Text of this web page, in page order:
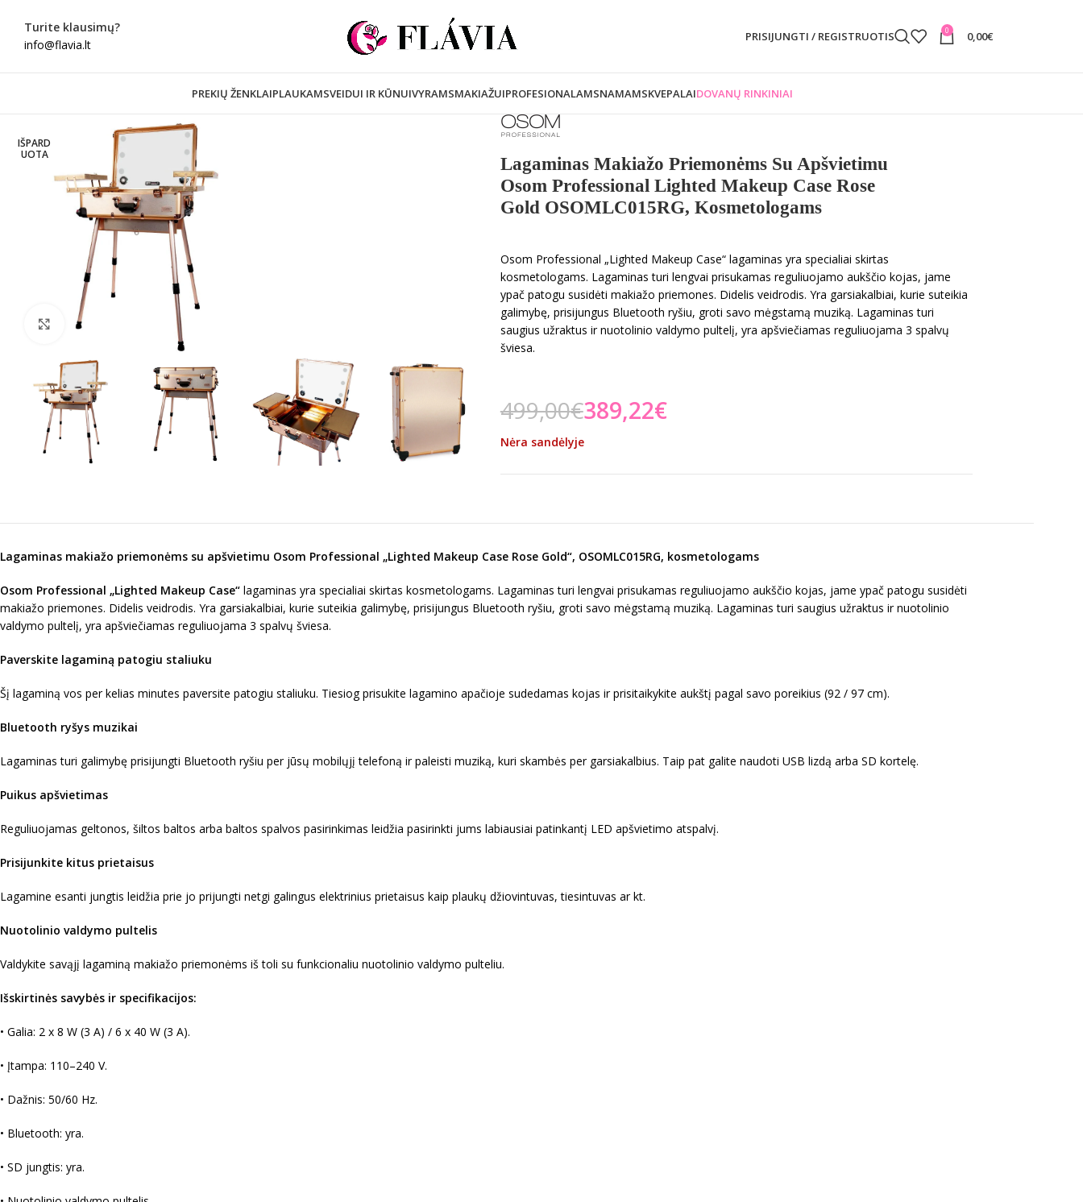
Turite klausimų?
info@flavia.lt
PRISIJUNGTI / REGISTRUOTIS 0 0,00€
PREKIŲ ŽENKLAIPLAUKAMSVEIDUI IR KŪNUIVYRAMSMAKIAŽUIPROFESIONALAMSNAMAMSKVEPALAIDOVANŲ RINKINIAI
IŠPARD
UOTA
Spustelėkite norėdami padidinti
Lagaminas Makiažo Priemonėms Su Apšvietimu
Osom Professional Lighted Makeup Case Rose
Gold OSOMLC015RG, Kosmetologams
Osom Professional „Lighted Makeup Case“ lagaminas yra specialiai skirtas
kosmetologams. Lagaminas turi lengvai prisukamas reguliuojamo aukščio kojas, jame
ypač patogu susidėti makiažo priemones. Didelis veidrodis. Yra garsiakalbiai, kurie suteikia
galimybę, prisijungus Bluetooth ryšiu, groti savo mėgstamą muziką. Lagaminas turi
saugius užraktus ir nuotolinio valdymo pultelį, yra apšviečiamas reguliuojama 3 spalvų
šviesa.
499,00€389,22€
Nėra sandėlyje
Lagaminas makiažo priemonėms su apšvietimu Osom Professional „Lighted Makeup Case Rose Gold“, OSOMLC015RG, kosmetologams
Osom Professional „Lighted Makeup Case“ lagaminas yra specialiai skirtas kosmetologams. Lagaminas turi lengvai prisukamas reguliuojamo aukščio kojas, jame ypač patogu susidėti
makiažo priemones. Didelis veidrodis. Yra garsiakalbiai, kurie suteikia galimybę, prisijungus Bluetooth ryšiu, groti savo mėgstamą muziką. Lagaminas turi saugius užraktus ir nuotolinio
valdymo pultelį, yra apšviečiamas reguliuojama 3 spalvų šviesa.
Paverskite lagaminą patogiu staliuku
Šį lagaminą vos per kelias minutes paversite patogiu staliuku. Tiesiog prisukite lagamino apačioje sudedamas kojas ir prisitaikykite aukštį pagal savo poreikius (92 / 97 cm).
Bluetooth ryšys muzikai
Lagaminas turi galimybę prisijungti Bluetooth ryšiu per jūsų mobilųjį telefoną ir paleisti muziką, kuri skambės per garsiakalbius. Taip pat galite naudoti USB lizdą arba SD kortelę.
Puikus apšvietimas
Reguliuojamas geltonos, šiltos baltos arba baltos spalvos pasirinkimas leidžia pasirinkti jums labiausiai patinkantį LED apšvietimo atspalvį.
Prisijunkite kitus prietaisus
Lagamine esanti jungtis leidžia prie jo prijungti netgi galingus elektrinius prietaisus kaip plaukų džiovintuvas, tiesintuvas ar kt.
Nuotolinio valdymo pultelis
Valdykite savąjį lagaminą makiažo priemonėms iš toli su funkcionaliu nuotolinio valdymo pulteliu.
Išskirtinės savybės ir specifikacijos:
• Galia: 2 x 8 W (3 A) / 6 x 40 W (3 A).
• Įtampa: 110–240 V.
• Dažnis: 50/60 Hz.
• Bluetooth: yra.
• SD jungtis: yra.